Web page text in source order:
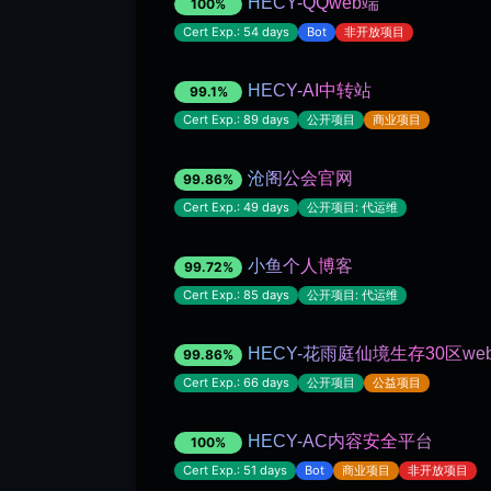
100%
Cert Exp.: 54 days Bot 非开放项目
99.1% HECY-AI中转站
Cert Exp.: 89 days 公开项目 商业项目
99.86% 沧阁公会官网
Cert Exp.: 49 days 公开项目: 代运维
99.72% 小鱼个人博客
Cert Exp.: 85 days 公开项目: 代运维
99.86% HECY-花雨庭仙境生存30区
Cert Exp.: 66 days 公开项目 公益项目
100% HECY-AC内容安全平台
Cert Exp.: 51 days Bot 商业项目 非开放项目